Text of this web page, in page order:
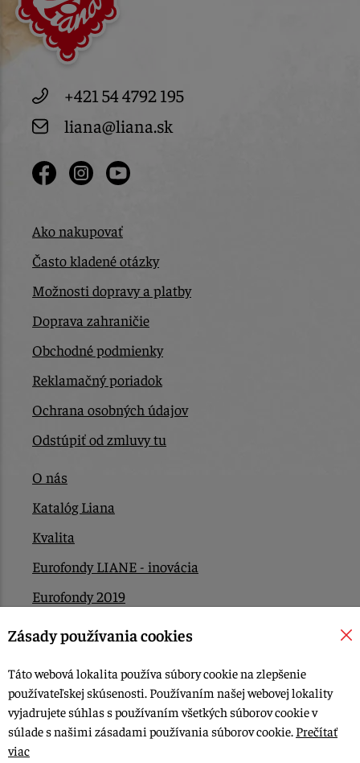
+421 54 4792 195
liana@liana.sk
Ako nakupovať
Často kladené otázky
Možnosti dopravy a platby
Doprava zahraničie
Obchodné podmienky
Reklamačný poriadok
Ochrana osobných údajov
Odstúpiť od zmluvy tu
O nás
Katalóg Liana
Kvalita
Eurofondy LIANE - inovácia
Eurofondy 2019
Eurofondy 2022/2023
Kontakt
© 2015-2026, LIANA GOLIAŠ s.r.o. všetky práva vyhradené.
Upraviť nastavenia Cookies
Zásady používania cookies
Táto webová lokalita používa súbory cookie na zlepšenie
používateľskej skúsenosti. Používaním našej webovej lokality
vyjadrujete súhlas s používaním všetkých súborov cookie v
súlade s našimi zásadami používania súborov cookie. Prečítať
viac